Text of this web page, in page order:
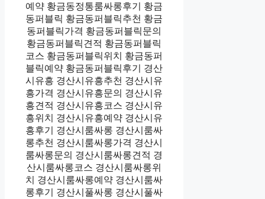
예약 황금동정통룸싸롱후기 황금
동퍼블릭 황금동퍼블릭추천 황금
동퍼블릭가격 황금동퍼블릭문의
황금동퍼블릭견적 황금동퍼블릭
코스 황금동퍼블릭위치 황금동퍼
블릭예약 황금동퍼블릭후기 경산
시유흥 경산시유흥추천 경산시유
흥가격 경산시유흥문의 경산시유
흥견적 경산시유흥코스 경산시유
흥위치 경산시유흥예약 경산시유
흥후기 경산시룸싸롱 경산시룸싸
롱추천 경산시룸싸롱가격 경산시
룸싸롱문의 경산시룸싸롱견적 경
산시룸싸롱코스 경산시룸싸롱위
치 경산시룸싸롱예약 경산시룸싸
롱후기 경산시풀싸롱 경산시풀싸